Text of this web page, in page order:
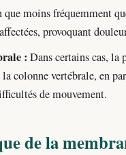
que moins fréquemment
provoquant
: Dans certains cas,
colonne vertébrale, en
de mouvement.
de la